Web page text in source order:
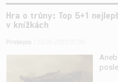
Hra o trůny: Top 5+1
v knížkách